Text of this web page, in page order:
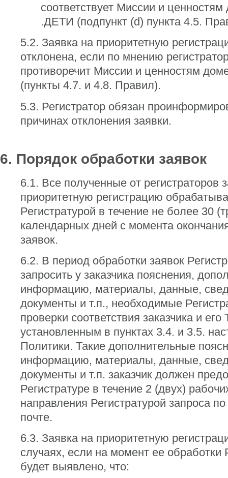
соответствует Миссии и
.ДЕТИ (подпункт (d) пункта 4.5.
5.2. Заявка на приоритетную
отклонена, если по мнению
противоречит Миссии и ценностям
(пункты 4.7. и 4.8. Правил).
5.3. Регистратор обязан
причинах отклонения заявки.
6. Порядок обработки заявок
6.1. Все полученные от регистраторов
приоритетную регистрацию
Регистратурой в течение не более 30
календарных дней с момента
заявок.
6.2. В период обработки заявок
запросить у заказчика пояснения,
информацию, материалы, данные,
документы и т.п., необходимые
проверки соответствия заказчика и
установленным в пунктах 3.4. и 3.5.
Политики. Такие дополнительные
информацию, материалы, данные,
документы и т.п. заказчик должен
Регистратуре в течение 2 (двух)
направления Регистратурой запроса
почте.
6.3. Заявка на приоритетную
случаях, если на момент ее обработки
будет выявлено, что: